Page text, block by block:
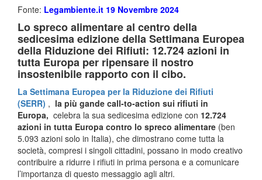
Fonte: Legambiente.it 19 Novembre 2024
Lo spreco alimentare al centro della
sedicesima edizione della Settimana Europea
della Riduzione dei Rifiuti: 12.724 azioni in
tutta Europa per ripensare il nostro
insostenibile rapporto con il cibo.
La Settimana Europea per la Riduzione dei Rifiuti
(SERR) , la più gande call-to-action sui rifiuti in
Europa, celebra la sua sedicesima edizione con 12.724
azioni in tutta Europa contro lo spreco alimentare (ben
5.093 azioni solo in Italia), che dimostrano come tutta la
società, compresi i singoli cittadini, possano in modo creativo
contribuire a ridurre i rifiuti in prima persona e a comunicare
l’importanza di questo messaggio agli altri.